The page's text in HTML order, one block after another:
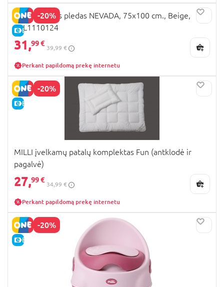
-20%
E-KAINA
MILLI vilnonis pledas NEVADA, 75x100 cm., Beige,
MIL1110124
31,99 €
39,99 €
Perkant papildomą prekę internetu
-20%
E-KAINA
MILLI įvelkamų patalų komplektas Fun (antklodė ir
pagalvė)
27,99 €
34,99 €
Perkant papildomą prekę internetu
-20%
E-KAINA